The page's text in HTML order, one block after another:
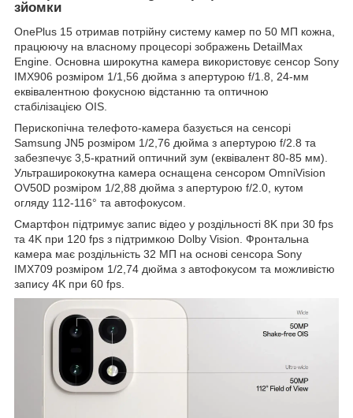
зйомки
OnePlus 15 отримав потрійну систему камер по 50 МП кожна,
працюючу на власному процесорі зображень DetailMax
Engine. Основна широкутна камера використовує сенсор Sony
IMX906 розміром 1/1,56 дюйма з апертурою f/1.8, 24-мм
еквівалентною фокусною відстанню та оптичною
стабілізацією OIS.
Перископічна телефото-камера базується на сенсорі
Samsung JN5 розміром 1/2,76 дюйма з апертурою f/2.8 та
забезпечує 3,5-кратний оптичний зум (еквівалент 80-85 мм).
Ультраширококутна камера оснащена сенсором OmniVision
OV50D розміром 1/2,88 дюйма з апертурою f/2.0, кутом
огляду 112-116° та автофокусом.
Смартфон підтримує запис відео у роздільності 8K при 30 fps
та 4K при 120 fps з підтримкою Dolby Vision. Фронтальна
камера має роздільність 32 МП на основі сенсора Sony
IMX709 розміром 1/2,74 дюйма з автофокусом та можливістю
запису 4K при 60 fps.